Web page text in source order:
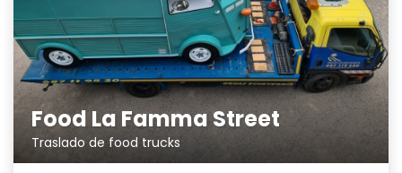
Food La Famma Street
Traslado de food trucks